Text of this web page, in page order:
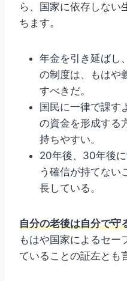
ら、国家に依存しない
ちます。
年金を引き延ばし
の制度は、もはや
すべきだ。
国民に一律で課す
の資金を形成する
持ちやすい。
20年後、30年後
う確信が持てない
長している。
自分の老後は自分で守
もはや国家によるセー
ていることの証左とも